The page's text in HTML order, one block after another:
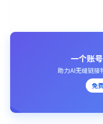
一个账
助力AI无缝链
免